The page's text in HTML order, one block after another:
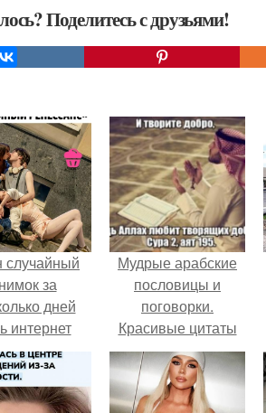
Поделитесь с друзьями!
случайный
за
дней
интернет
Мудрые арабские
пословицы и
поговорки.
Красивые цитаты
на арабском языке
с переводом (100
цитат)